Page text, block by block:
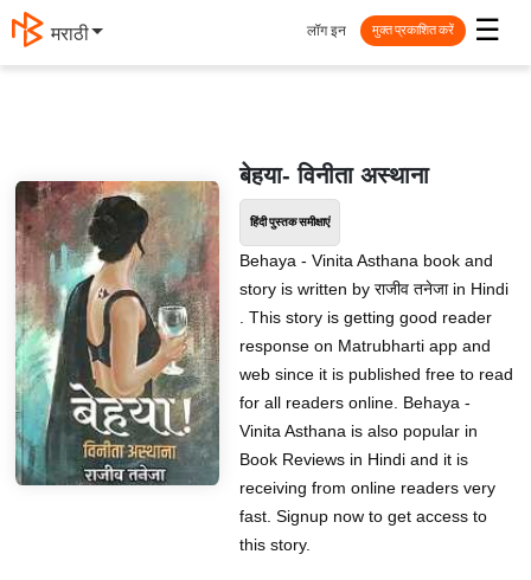
मराठी ☰
लॉग इन मुक्त प्रकाशित करें
बेहया- विनीता अस्थाना
हिंदी पुस्तक समीक्षाएं
Behaya - Vinita Asthana book and
story is written by राजीव तनेजा in Hindi
. This story is getting good reader
response on Matrubharti app and
web since it is published free to read
for all readers online. Behaya -
Vinita Asthana is also popular in
Book Reviews in Hindi and it is
receiving from online readers very
fast. Signup now to get access to
this story.